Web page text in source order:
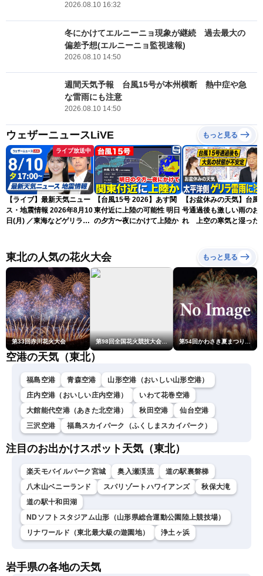
2026.08.10 16:32
冬にかけてエルニーニョ現象が継続 過去最大の
偏差予想(エルニーニョ監視速報)
2026.08.10 14:50
週間天気予報 台風15号が本州横断 熱中症や急
な雷雨にも注意
2026.08.10 14:50
ウェザーニュースLiVE もっと見る
ライブ放送中
【ライブ】最新天気ニュー
ス・地震情報 2026年8月10
日(月) ／東海などゲリラ雷
ュースLiVEイブニング・駒
木結衣／宇野沢達也〉
【台風15号 2026】あす関
東付近に上陸の可能性 明日
の夕方〜夜にかけて上陸か
【お盆休みの天気】台風
号通過後も激しい雨のお
れ 上空の寒気と湿った
東北の人気の花火大会 もっと見る
第33回赤川花火大会 第98回全国花火競技大会「大曲の花火」 第54回かわさき夏まつり花火大会「おらが自慢のでっかい花火」
空港の天気（東北）
福島空港 青森空港
山形空港（おいしい山形空港）
庄内空港（おいしい庄内空港）
いわて花巻空港
大館能代空港（あきた北空港）
秋田空港
仙台空港
三沢空港
福島スカイパーク（ふくしまスカイパーク）
注目のお出かけスポット天気（東北）
楽天モバイルパーク宮城 奥入瀬渓流
道の駅裏磐梯
八木山ベニーランド
スパリゾートハワイアンズ
秋保大滝
道の駅十和田湖
NDソフトスタジアム山形（山形県総合運動公園陸上競技場）
リナワールド（東北最大級の遊園地）
浄土ヶ浜
岩手県の各地の天気